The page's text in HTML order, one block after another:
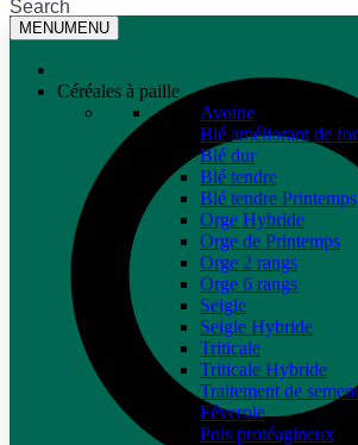
Search
MENUMENU
Céréales à paille
Avoine
Blé améliorant de
Blé dur
Blé tendre
Blé tendre Printemps
Orge Hybride
Orge de Printemps
Orge 2 rangs
Orge 6 rangs
Seigle
Seigle Hybride
Triticale
Triticale Hybride
Traitement de
Féverole
Pois protéagineux